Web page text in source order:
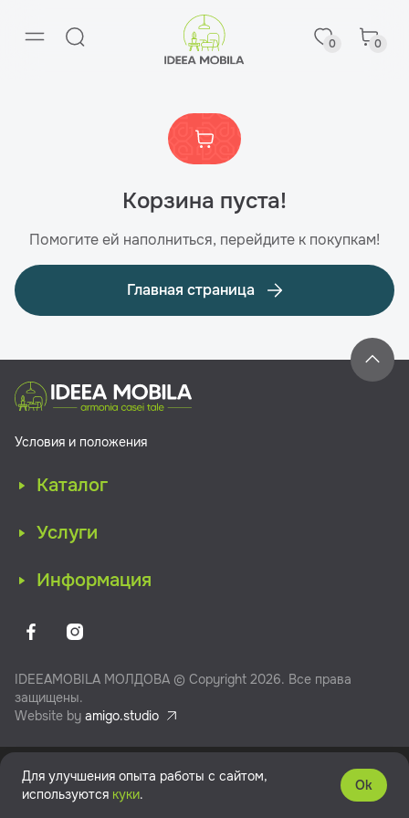
0 0
Корзина пуста!
Помогите ей наполниться, перейдите к покупкам!
Главная страница
Условия и положения
Каталог
Услуги
Информация
IDEEAMOBILA МОЛДОВА © Copyright 2026. Все права
защищены.
Website by amigo.studio
Для улучшения опыта работы с сайтом,
используются куки.
Ok